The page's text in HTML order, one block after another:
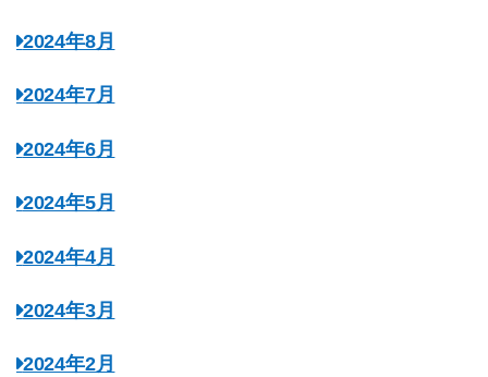
2024年8月
2024年7月
2024年6月
2024年5月
2024年4月
2024年3月
2024年2月